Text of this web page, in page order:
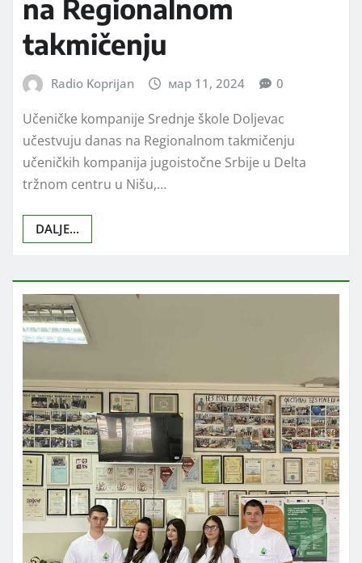
na Regionalnom
takmičenju
Radio Koprijan мар 11, 2024 0
Učeničke kompanije Srednje škole Doljevac
učestvuju danas na Regionalnom takmičenju
učeničkih kompanija jugoistočne Srbije u Delta
tržnom centru u Nišu,…
DALJE...